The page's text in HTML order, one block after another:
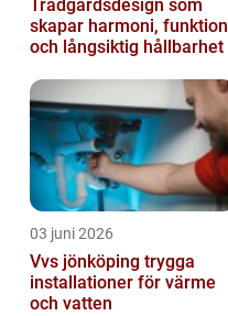
Trädgårdsdesign som
skapar harmoni, funktion
och långsiktig hållbarhet
03 juni 2026
Vvs jönköping trygga
installationer för värme
och vatten